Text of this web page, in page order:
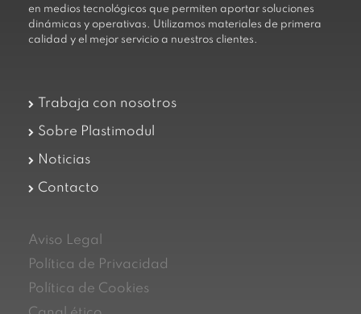
en medios tecnológicos que permiten aportar soluciones
dinámicas y operativas. Utilizamos materiales de primera
calidad y el mejor servicio a nuestros clientes.
Trabaja con nosotros
Sobre Plastimodul
Noticias
Contacto
Aviso Legal
Política de Privacidad
Política de Cookies